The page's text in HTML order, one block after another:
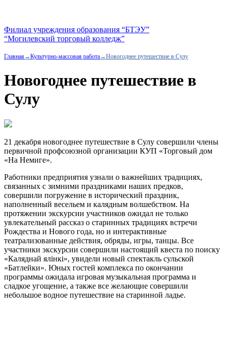
Филиал учреждения образования “БТЭУ”
“Могилевский торговый колледж”
Главная→Культурно-массовая работа→Новогоднее путешествие в Сулу
Новогоднее путешествие в
Сулу
21 декабря новогоднее путешествие в Сулу совершили члены
первичной профсоюзной организации КУП «Торговый дом
«На Немиге».
Работники предприятия узнали о важнейших традициях,
связанных с зимними праздниками наших предков,
совершили погружение в исторический праздник,
наполненный весельем и калядным волшебством. На
протяжении экскурсии участников ожидал не только
увлекательный рассказ о старинных традициях встречи
Рождества и Нового года, но и интерактивные
театрализованные действия, обряды, игры, танцы. Все
участники экскурсии совершили настоящий квеста по поиску
«Каляднай ялінкі», увидели новый спектакль сульской
«Батлейки». Юных гостей комплекса по окончании
программы ожидала игровая музыкальная программа и
сладкое угощение, а также все желающие совершили
небольшое водное путешествие на старинной ладье.